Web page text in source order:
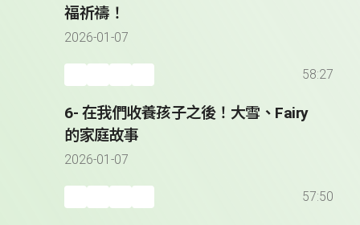
福祈禱！
2026-01-07
58:27
6- 在我們收養孩子之後！大雪、Fairy
的家庭故事
2026-01-07
57:50